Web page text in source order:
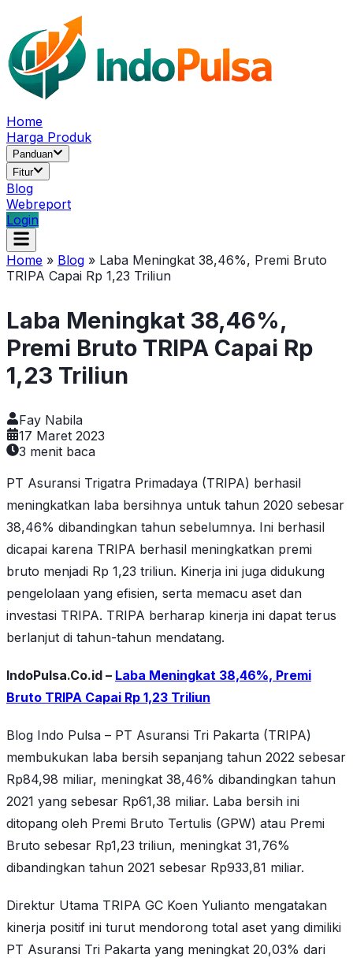
Home
Harga Produk
Panduan
Fitur
Blog
Webreport
Login
Home » Blog » Laba Meningkat 38,46%, Premi Bruto
TRIPA Capai Rp 1,23 Triliun
Laba Meningkat 38,46%,
Premi Bruto TRIPA Capai Rp
1,23 Triliun
Fay Nabila
17 Maret 2023
3 menit baca
PT Asuransi Trigatra Primadaya (TRIPA) berhasil
meningkatkan laba bersihnya untuk tahun 2020 sebesar
38,46% dibandingkan tahun sebelumnya. Ini berhasil
dicapai karena TRIPA berhasil meningkatkan premi
bruto menjadi Rp 1,23 triliun. Kinerja ini juga didukung
pengelolaan yang efisien, serta memacu aset dan
investasi TRIPA. TRIPA berharap kinerja ini dapat terus
berlanjut di tahun-tahun mendatang.
IndoPulsa.Co.id – Laba Meningkat 38,46%, Premi
Bruto TRIPA Capai Rp 1,23 Triliun
Blog Indo Pulsa – PT Asuransi Tri Pakarta (TRIPA)
membukukan laba bersih sepanjang tahun 2022 sebesar
Rp84,98 miliar, meningkat 38,46% dibandingkan tahun
2021 yang sebesar Rp61,38 miliar. Laba bersih ini
ditopang oleh Premi Bruto Tertulis (GPW) atau Premi
Bruto sebesar Rp1,23 triliun, meningkat 31,76%
dibandingkan tahun 2021 sebesar Rp933,81 miliar.
Direktur Utama TRIPA GC Koen Yulianto mengatakan
kinerja positif ini turut mendorong total aset yang dimiliki
PT Asuransi Tri Pakarta yang meningkat 20,03% dari